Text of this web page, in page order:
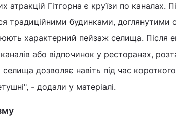
атракцій Гітгорна є круїзи по каналах.
традиційними будинками, доглянутими
характерний пейзаж селища. Після
або відпочинок у ресторанах,
дозволяє навіть під час
- додали у матеріалі.